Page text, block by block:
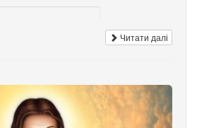
Читати далі